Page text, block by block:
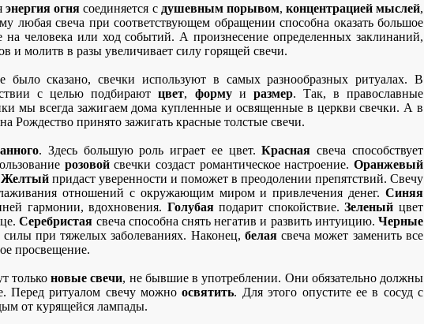
энергия огнясоединяется с душевным порывом, концентрацией мыслей,
любая свеча при соответствующем обращении способна оказать большое
на человека или ход событий. А произнесение определенных заклинаний,
и молитв в разы увеличивает силу горящей свечи.
было сказано, свечки используют в самых разнообразных ритуалах. В
с целью подбираютцвет, формуи размер. Так, в православные
мы всегда зажигаем дома купленные и освященные в церкви свечки. А в
Рождество принято зажигать красные толстые свечи.
. Здесь большую роль играет ее цвет.Красная свеча способствует
розовойсвечки создаст романтическое настроение.Оранжевый
Желтыйпридаст уверенности и поможет в преодолении препятствий. Свечу
отношений с окружающим миром и привлечения денег. Синяя
гармонии, вдохновения. Голубаяподарит спокойствие.Зеленый цвет
Серебристая свеча способна снять негатив и развить интуицию.Черные
силы при тяжелых заболеваниях. Наконец, белаясвеча может заменить все
просвещение.
только новые свечи, не бывшие в употреблении. Они обязательно должны
Перед ритуалом свечу можноосвятить. Для этого опустите ее в сосуд с
от курящейся лампады.